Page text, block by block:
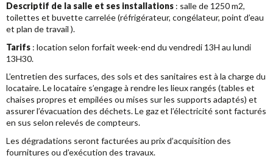
Descriptif de la salle et ses installations : salle de 1250 m2,
toilettes et buvette carrelée (réfrigérateur, congélateur, point d’eau
et plan de travail ).
Tarifs : location selon forfait week-end du vendredi 13H au lundi
13H30.
L’entretien des surfaces, des sols et des sanitaires est à la charge du
locataire. Le locataire s’engage à rendre les lieux rangés (tables et
chaises propres et empilées ou mises sur les supports adaptés) et
assurer l’évacuation des déchets. Le gaz et l’électricité sont facturés
en sus selon relevés de compteurs.
Les dégradations seront facturées au prix d’acquisition des
fournitures ou d’exécution des travaux.